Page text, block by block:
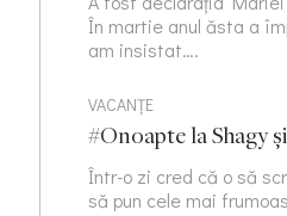
În martie anul ăsta a
am insistat….
VACANȚE
#Onoapte la Shagy
Într-o zi cred că o să
să pun cele mai